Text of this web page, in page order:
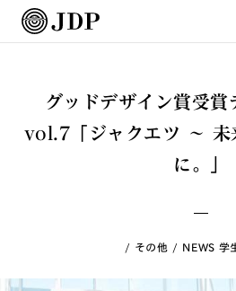
グッドデザイン賞受賞
vol.7「ジャクエツ 〜 未
に。」
その他 NEWS 学